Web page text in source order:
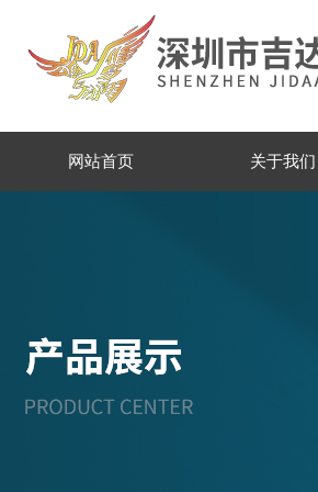
网站首页 关于我们